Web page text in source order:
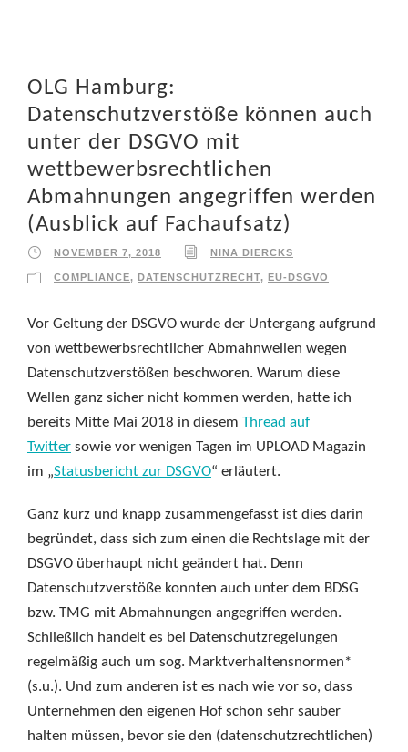
OLG Hamburg:
Datenschutzverstöße können auch
unter der DSGVO mit
wettbewerbsrechtlichen
Abmahnungen angegriffen werden
(Ausblick auf Fachaufsatz)
NOVEMBER 7, 2018 NINA DIERCKS
COMPLIANCE, DATENSCHUTZRECHT, EU-DSGVO
Vor Geltung der DSGVO wurde der Untergang aufgrund
von wettbewerbsrechtlicher Abmahnwellen wegen
Datenschutzverstößen beschworen. Warum diese
Wellen ganz sicher nicht kommen werden, hatte ich
bereits Mitte Mai 2018 in diesem Thread auf
Twitter sowie vor wenigen Tagen im UPLOAD Magazin
im „Statusbericht zur DSGVO“ erläutert.
Ganz kurz und knapp zusammengefasst ist dies darin
begründet, dass sich zum einen die Rechtslage mit der
DSGVO überhaupt nicht geändert hat. Denn
Datenschutzverstöße konnten auch unter dem BDSG
bzw. TMG mit Abmahnungen angegriffen werden.
Schließlich handelt es bei Datenschutzregelungen
regelmäßig auch um sog. Marktverhaltensnormen*
(s.u.). Und zum anderen ist es nach wie vor so, dass
Unternehmen den eigenen Hof schon sehr sauber
halten müssen, bevor sie den (datenschutzrechtlichen)